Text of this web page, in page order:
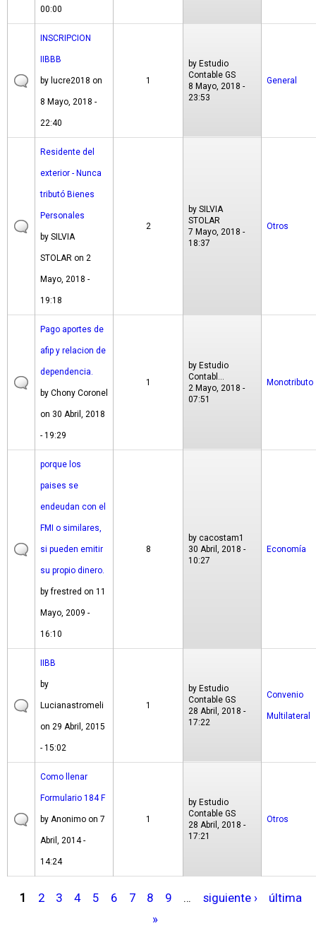
00:00
INSCRIPCION
IIBBB
by lucre2018 on
8 Mayo, 2018 -
22:40
1
by Estudio
Contable GS
8 Mayo, 2018 -
23:53
General
Residente del
exterior - Nunca
tributó Bienes
Personales
by SILVIA
STOLAR on 2
Mayo, 2018 -
19:18
2
by SILVIA
STOLAR
7 Mayo, 2018 -
18:37
Otros
Pago aportes de
afip y relacion de
dependencia.
by Chony Coronel
on 30 Abril, 2018
- 19:29
1
by Estudio
Contabl...
2 Mayo, 2018 -
07:51
Monotributo
porque los
paises se
endeudan con el
FMI o similares,
si pueden emitir
su propio dinero.
byfrestred on 11
Mayo, 2009 -
16:10
8
by cacostam1
30 Abril, 2018 -
10:27
Economía
IIBB
by
Lucianastromeli
on 29 Abril, 2015
- 15:02
1
by Estudio
Contable GS
28 Abril, 2018 -
17:22
Convenio
Multilateral
Como llenar
Formulario 184 F
by Anonimo on 7
Abril, 2014 -
14:24
1
by Estudio
Contable GS
28 Abril, 2018 -
17:21
Otros
1 2 3 4 5 6 7 8 9 … siguiente ›
última
»